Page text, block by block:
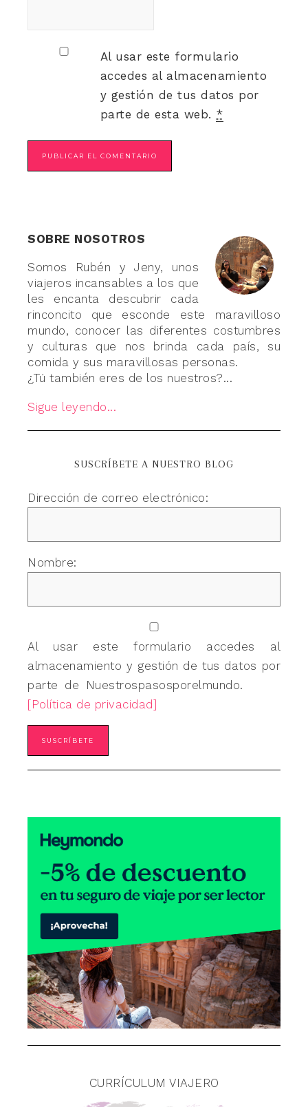
Al usar este formulario
accedes al almacenamiento
y gestión de tus datos por
parte de esta web. *
SOBRE NOSOTROS
Somos Rubén y Jeny, unos
viajeros incansables a los que
les encanta descubrir cada
rinconcito que esconde este maravilloso
mundo, conocer las diferentes costumbres
y culturas que nos brinda cada país, su
comida y sus maravillosas personas.
¿Tú también eres de los nuestros?...
Sigue leyendo...
SUSCRÍBETE A NUESTRO BLOG
Dirección de correo electrónico:
Nombre:
Al usar este formulario accedes al
almacenamiento y gestión de tus datos por
parte de Nuestrospasosporelmundo.
[Política de privacidad]
CURRÍCULUM VIAJERO